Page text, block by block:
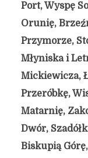
Port, Wyspę
Orunię,
Przymorze,
Młyniska i
Mickiewicza,
Przeróbkę,
Matarnię,
Dwór,
Biskupią